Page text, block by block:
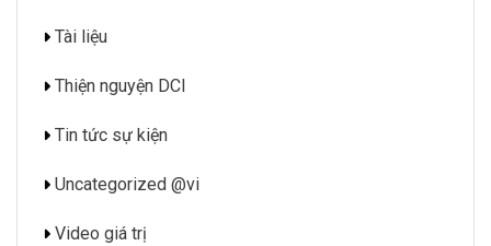
Tài liệu
Thiện nguyện DCI
Tin tức sự kiện
Uncategorized @vi
Video giá trị